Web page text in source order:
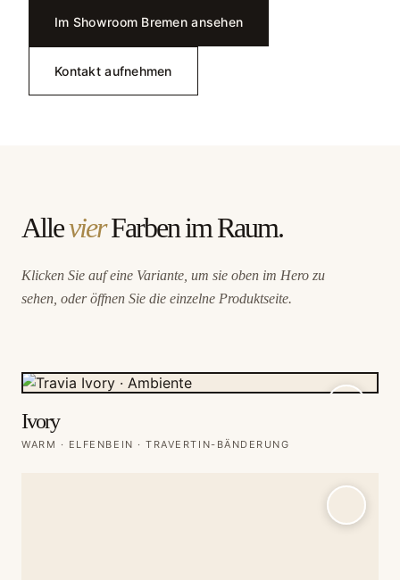
Im Showroom Bremen ansehen
Kontakt aufnehmen
AllevierFarben im Raum.
Klicken Sie auf eine Variante, um sie oben im Hero zu
sehen, oder öffnen Sie die einzelne Produktseite.
Ivory
WARM · ELFENBEIN · TRAVERTIN-BÄNDERUNG